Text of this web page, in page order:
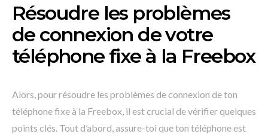
Résoudre les problèmes
de connexion de votre
téléphone fixe à la Freebox
Alors, pour résoudre les problèmes de connexion de ton
téléphone fixe à la Freebox, il est crucial de vérifier quelques
points clés. Tout d’abord, assure-toi que ton téléphone est